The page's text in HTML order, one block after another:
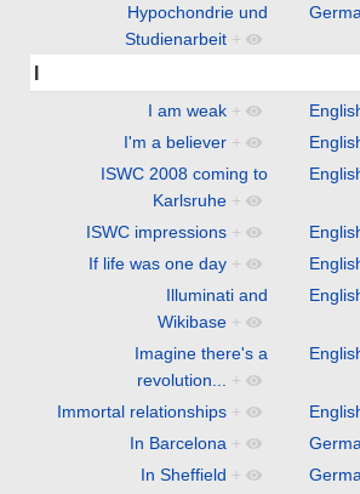
Hypochondrie und
Studienarbeit +
I
I am weak +
I'm a believer +
ISWC 2008 coming to
Karlsruhe +
ISWC impressions +
If life was one day +
Illuminati and
Wikibase +
Imagine there's a
revolution...
+
Immortal relationships +
In Barcelona +
In Sheffield +